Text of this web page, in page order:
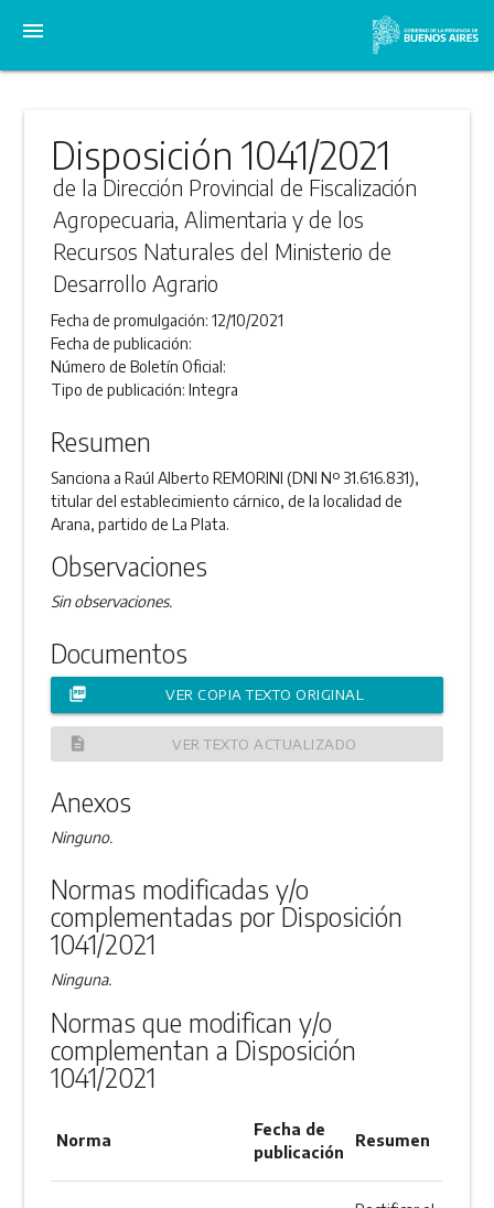
menu
Disposición 1041/2021
de la Dirección Provincial de Fiscalización
Agropecuaria, Alimentaria y de los
Recursos Naturales del Ministerio de
Desarrollo Agrario
Fecha de promulgación:12/10/2021
Fecha de publicación:
Número de Boletín Oficial:
Tipo de publicación:Integra
Resumen
Sanciona a Raúl Alberto REMORINI (DNI Nº 31.616.831),
titular del establecimiento cárnico, de la localidad de
Arana, partido de La Plata.
Observaciones
Sin observaciones.
Documentos
picture_as_pdf VER COPIA TEXTO ORIGINAL
description VER TEXTO ACTUALIZADO
Anexos
Ninguno.
Normas modificadas y/o
complementadas por Disposición
1041/2021
Ninguna.
Normas que modifican y/o
complementan a Disposición
1041/2021
Norma
Fecha de
publicación
Resumen